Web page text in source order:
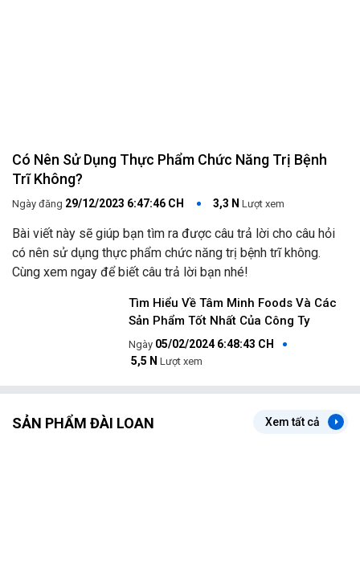
Có Nên Sử Dụng Thực Phẩm Chức Năng Trị Bệnh
Trĩ Không?
Ngày đăng 29/12/2023 6:47:46 CH 3,3 N Lượt xem
Bài viết này sẽ giúp bạn tìm ra được câu trả lời cho câu hỏi
có nên sử dụng thực phẩm chức năng trị bệnh trĩ không.
Cùng xem ngay để biết câu trả lời bạn nhé!
Tìm Hiểu Về Tâm Minh Foods Và Các
Sản Phẩm Tốt Nhất Của Công Ty
05/02/2024 6:48:43 CH
5,5 N Lượt xem
SẢN PHẨM ĐÀI LOAN Xem tất cả